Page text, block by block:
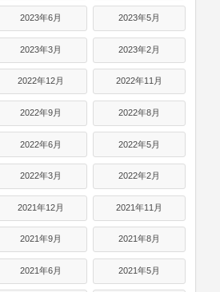
2023年6月 2023年5月
2023年3月 2023年2月
2022年12月 2022年11月
2022年9月 2022年8月
2022年6月 2022年5月
2022年3月 2022年2月
2021年12月 2021年11月
2021年9月 2021年8月
2021年6月 2021年5月